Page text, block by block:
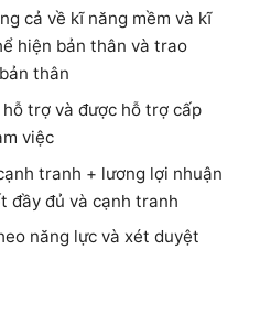
cả về kĩ năng mềm và kĩ
hiện bản thân và trao
thân
trợ và được hỗ trợ cấp
việc
tranh + lương lợi nhuận
đầy đủ và cạnh tranh
năng lực và xét duyệt